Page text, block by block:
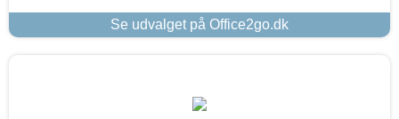
Se udvalget på Office2go.dk